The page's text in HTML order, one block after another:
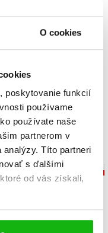
O cookies
poskytovanie funkcií
používame
používate naše
partnerom v
Títo partneri
s ďalšími
od vás získali,
Vypečený diář
11,89 €
Do košíka